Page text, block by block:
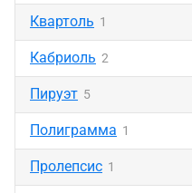
Квартоль 1
Кабриоль 2
Пируэт 5
Полиграмма 1
Пролепсис 1